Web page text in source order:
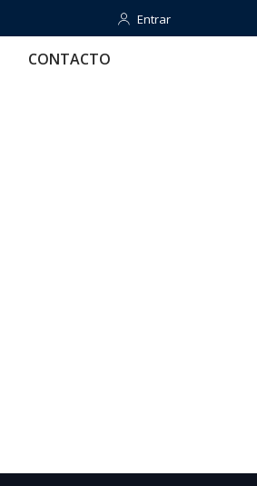
Entrar
Entrar
CONTACTO